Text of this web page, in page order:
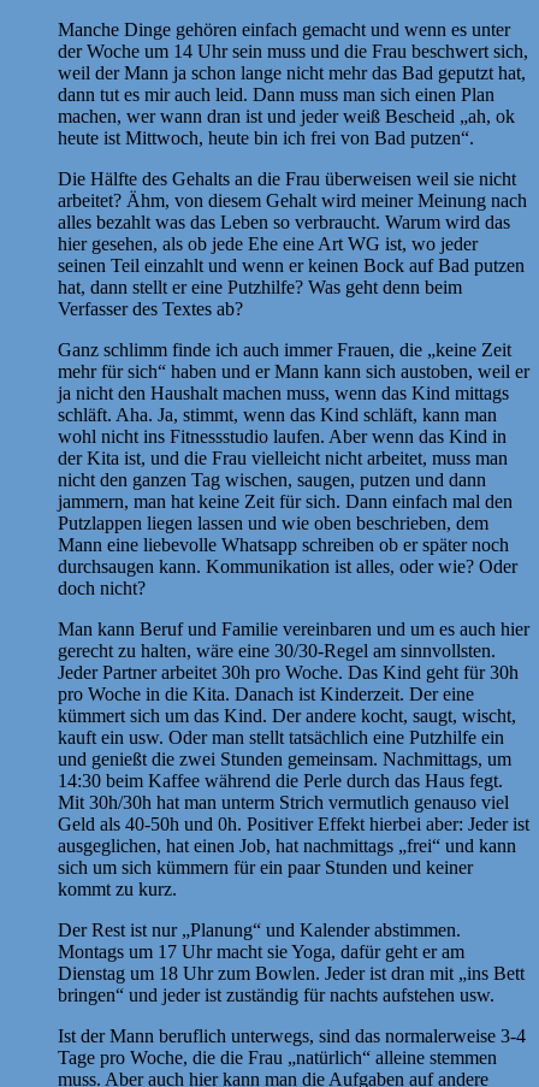
Manche Dinge gehören einfach gemacht und wenn es unter
der Woche um 14 Uhr sein muss und die Frau beschwert sich,
weil der Mann ja schon lange nicht mehr das Bad geputzt hat,
dann tut es mir auch leid. Dann muss man sich einen Plan
machen, wer wann dran ist und jeder weiß Bescheid „ah, ok
heute ist Mittwoch, heute bin ich frei von Bad putzen“.
Die Hälfte des Gehalts an die Frau überweisen weil sie nicht
arbeitet? Ähm, von diesem Gehalt wird meiner Meinung nach
alles bezahlt was das Leben so verbraucht. Warum wird das
hier gesehen, als ob jede Ehe eine Art WG ist, wo jeder
seinen Teil einzahlt und wenn er keinen Bock auf Bad putzen
hat, dann stellt er eine Putzhilfe? Was geht denn beim
Verfasser des Textes ab?
Ganz schlimm finde ich auch immer Frauen, die „keine Zeit
mehr für sich“ haben und er Mann kann sich austoben, weil er
ja nicht den Haushalt machen muss, wenn das Kind mittags
schläft. Aha. Ja, stimmt, wenn das Kind schläft, kann man
wohl nicht ins Fitnessstudio laufen. Aber wenn das Kind in
der Kita ist, und die Frau vielleicht nicht arbeitet, muss man
nicht den ganzen Tag wischen, saugen, putzen und dann
jammern, man hat keine Zeit für sich. Dann einfach mal den
Putzlappen liegen lassen und wie oben beschrieben, dem
Mann eine liebevolle Whatsapp schreiben ob er später noch
durchsaugen kann. Kommunikation ist alles, oder wie? Oder
doch nicht?
Man kann Beruf und Familie vereinbaren und um es auch hier
gerecht zu halten, wäre eine 30/30-Regel am sinnvollsten.
Jeder Partner arbeitet 30h pro Woche. Das Kind geht für 30h
pro Woche in die Kita. Danach ist Kinderzeit. Der eine
kümmert sich um das Kind. Der andere kocht, saugt, wischt,
kauft ein usw. Oder man stellt tatsächlich eine Putzhilfe ein
und genießt die zwei Stunden gemeinsam. Nachmittags, um
14:30 beim Kaffee während die Perle durch das Haus fegt.
Mit 30h/30h hat man unterm Strich vermutlich genauso viel
Geld als 40-50h und 0h. Positiver Effekt hierbei aber: Jeder ist
ausgeglichen, hat einen Job, hat nachmittags „frei“ und kann
sich um sich kümmern für ein paar Stunden und keiner
kommt zu kurz.
Der Rest ist nur „Planung“ und Kalender abstimmen.
Montags um 17 Uhr macht sie Yoga, dafür geht er am
Dienstag um 18 Uhr zum Bowlen. Jeder ist dran mit „ins Bett
bringen“ und jeder ist zuständig für nachts aufstehen usw.
Ist der Mann beruflich unterwegs, sind das normalerweise 3-4
Tage pro Woche, die die Frau „natürlich“ alleine stemmen
muss. Aber auch hier kann man die Aufgaben auf andere